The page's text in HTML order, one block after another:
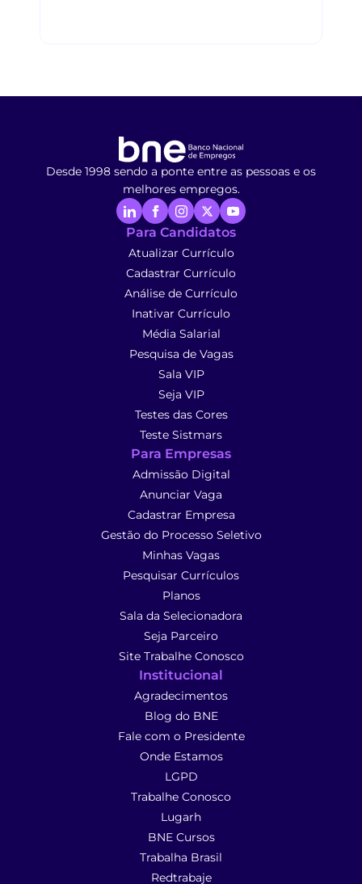
Desde 1998 sendo a ponte entre as pessoas e os
melhores empregos.
Para Candidatos
Atualizar Currículo
Cadastrar Currículo
Análise de Currículo
Inativar Currículo
Média Salarial
Pesquisa de Vagas
Sala VIP
Seja VIP
Testes das Cores
Teste Sistmars
Para Empresas
Admissão Digital
Anunciar Vaga
Cadastrar Empresa
Gestão do Processo Seletivo
Minhas Vagas
Pesquisar Currículos
Planos
Sala da Selecionadora
Seja Parceiro
Site Trabalhe Conosco
Institucional
Agradecimentos
Blog do BNE
Fale com o Presidente
Onde Estamos
LGPD
Trabalhe Conosco
Lugarh
BNE Cursos
Trabalha Brasil
Redtrabaje